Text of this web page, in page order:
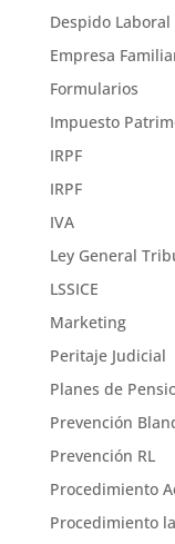
Despido Laboral
Empresa
Formularios
Impuesto
IRPF
IRPF
IVA
Ley General
LSSICE
Marketing
Peritaje Judicial
Planes de
Prevención
Prevención RL
Procedimiento
Procedimiento